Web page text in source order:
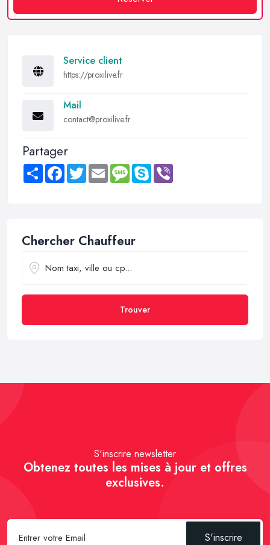
Service client
https://proxilive.fr
Mail
contact@proxilive.fr
Partager
Share FacebookTwitter Email MessageSkype
Chercher Chauffeur
Trouver
S'inscrire newsletter
Obtenez toutes les mises à jour et offres
exclusives.
S'inscrire